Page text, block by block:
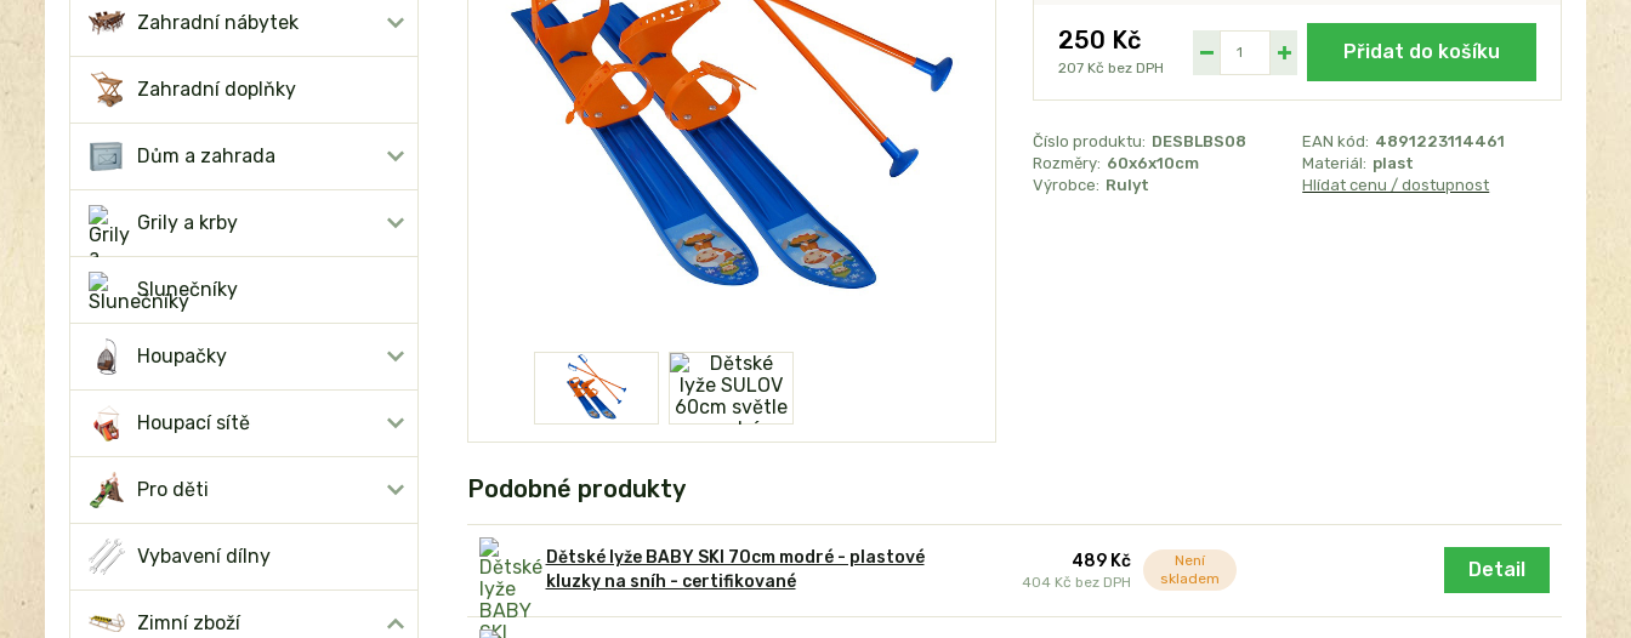
Zahradní nábytek
Zahradní doplňky
Dům a zahrada
Grily a krby
Slunečníky
Houpačky
Houpací sítě
Pro děti
Vybavení dílny
Zimní zboží
250 Kč
207 Kč bez DPH
Přidat do košíku
Číslo produktu: DESBLBS08 EAN kód: 4891223114461
Rozměry: 60x6x10cm Materiál: plast
Výrobce: Rulyt Hlídat cenu / dostupnost
Podobné produkty
Dětské lyže BABY SKI 70cm modré - plastové
kluzky na sníh - certifikované
489 Kč
404 Kč bez DPH
Není
skladem
Detail